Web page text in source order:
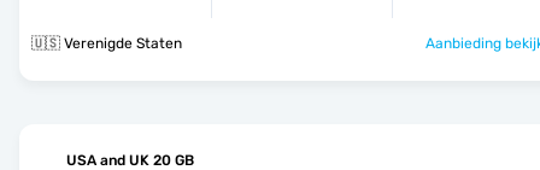
🇺🇸 Verenigde Staten Aanbieding
USA and UK 20 GB